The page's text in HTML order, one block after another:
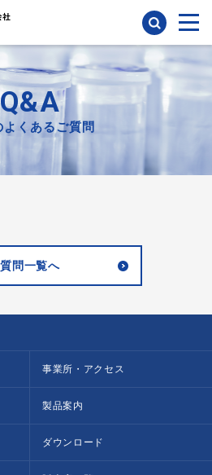
検索
Q&A
よくあるご質問
質問一覧へ
事業所・アクセス
製品案内
ダウンロード